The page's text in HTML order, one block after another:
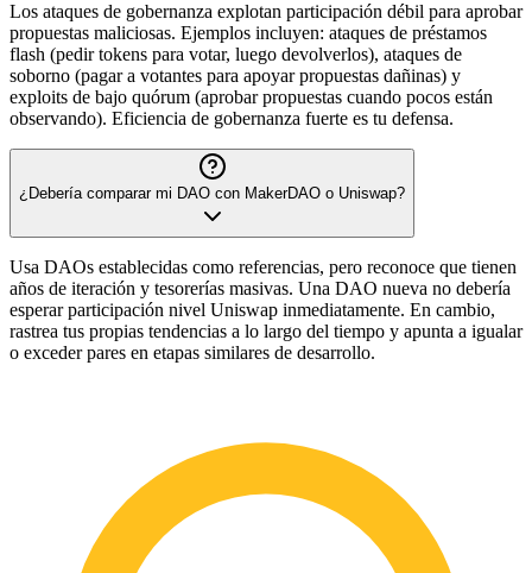
Los ataques de gobernanza explotan participación débil para aprobar
propuestas maliciosas. Ejemplos incluyen: ataques de préstamos
flash (pedir tokens para votar, luego devolverlos), ataques de
soborno (pagar a votantes para apoyar propuestas dañinas) y
exploits de bajo quórum (aprobar propuestas cuando pocos están
observando). Eficiencia de gobernanza fuerte es tu defensa.
¿Debería comparar mi DAO con MakerDAO o Uniswap?
Usa DAOs establecidas como referencias, pero reconoce que tienen
años de iteración y tesorerías masivas. Una DAO nueva no debería
esperar participación nivel Uniswap inmediatamente. En cambio,
rastrea tus propias tendencias a lo largo del tiempo y apunta a igualar
o exceder pares en etapas similares de desarrollo.